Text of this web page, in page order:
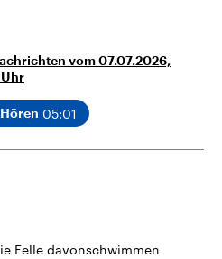
vom 07.07.2026,
Uhr
Hören 05:01
Felle davonschwimmen